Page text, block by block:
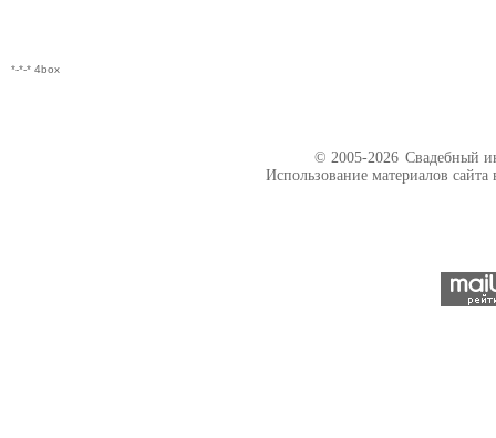
*-*-* 4box
© 2005-2026 Свадебный
Использование материалов